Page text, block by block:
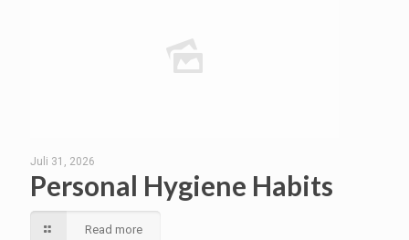
Juli 31, 2026
Personal Hygiene Habits
Read more